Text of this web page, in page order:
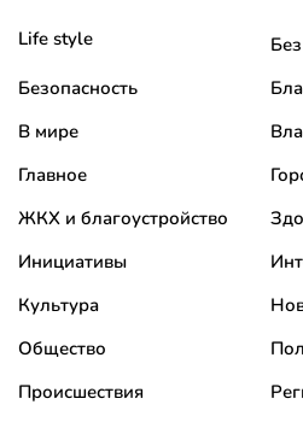
Life style
Безопасность
В мире
Главное
ЖКХ и благоустройство
Инициативы
Культура
Общество
Происшествия